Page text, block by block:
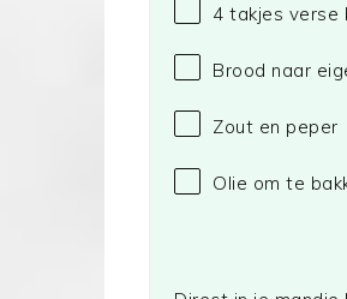
4 takjes verse
Brood naar
Zout en peper
Olie om te